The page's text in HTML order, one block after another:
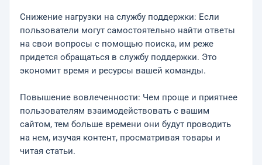
Снижение нагрузки на службу поддержки: Если
пользователи могут самостоятельно найти ответы
на свои вопросы с помощью поиска, им реже
придется обращаться в службу поддержки. Это
экономит время и ресурсы вашей команды.
Повышение вовлеченности: Чем проще и приятнее
пользователям взаимодействовать с вашим
сайтом, тем больше времени они будут проводить
на нем, изучая контент, просматривая товары и
читая статьи.